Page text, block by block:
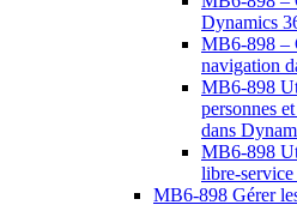
Dynamics
MB6-898 –
navigation
MB6-898
personnes
dans
MB6-898
libre-
MB6-898 Gérer